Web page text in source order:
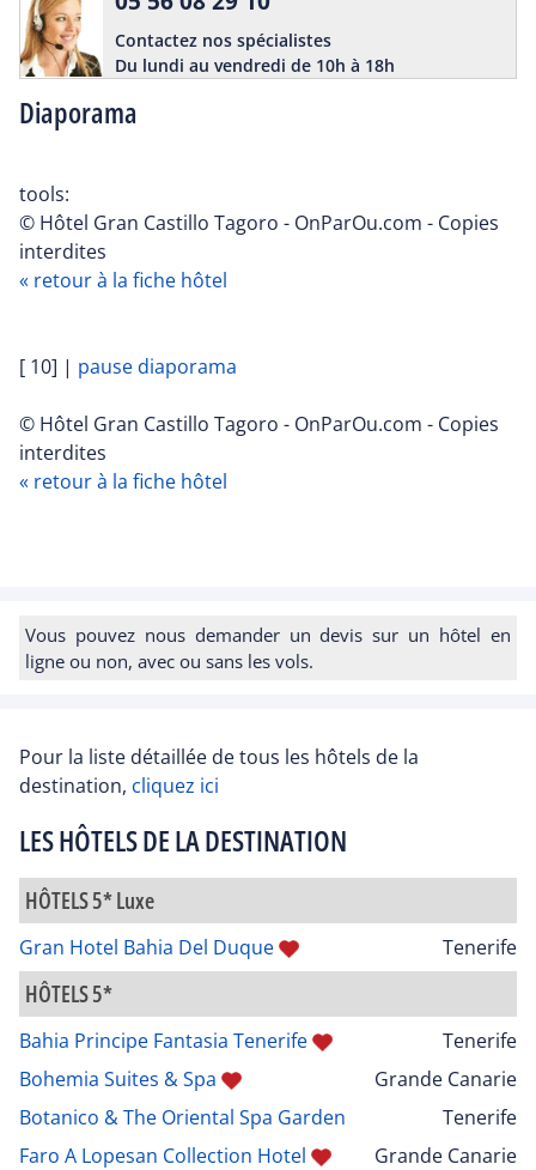
Diaporama
Contactez nos spécialistes
Du lundi au vendredi de 10h à 18h
tools:
© Hôtel Gran Castillo Tagoro - OnParOu.com - Copies
interdites
« retour à la fiche hôtel
[ 10] | pause diaporama
© Hôtel Gran Castillo Tagoro - OnParOu.com - Copies
interdites
« retour à la fiche hôtel
Vous pouvez nous demander un devis sur un hôtel en
ligne ou non, avec ou sans les vols.
Pour la liste détaillée de tous les hôtels de la
destination, cliquez ici
LES HÔTELS DE LA DESTINATION
HÔTELS 5* Luxe
Gran Hotel Bahia Del Duque Tenerife
HÔTELS 5*
Bahia Principe Fantasia Tenerife
Tenerife
Bohemia Suites & Spa
Grande Canarie
Botanico & The Oriental Spa Garden
Tenerife
Faro A Lopesan Collection Hotel
Grande Canarie